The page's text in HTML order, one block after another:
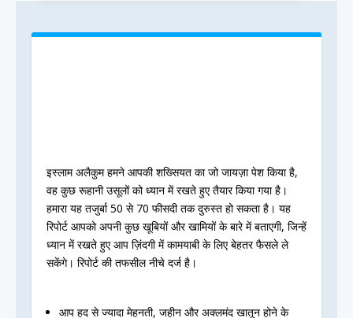
इस्लाम अलैकुम हमने आपकी शख्सियत का जो जायज़ा पेश किया है,
वह कुछ रूहानी उसूलों को ध्यान में रखते हुए तैयार किया गया है।
हमारा यह तजुर्बा 50 से 70 फीसदी तक दुरुस्त हो सकता है। यह
रिपोर्ट आपको अपनी कुछ खूबियों और खामियों के बारे में बताएगी, जिन्हें
ध्यान में रखते हुए आप ज़िंदगी में कामयाबी के लिए बेहतर फैसले ले
सकेंगे। रिपोर्ट की तफसील नीचे दर्ज है।
आप हद से ज्यादा मेहनती, जहीन और अक्लमंद खातून होने के